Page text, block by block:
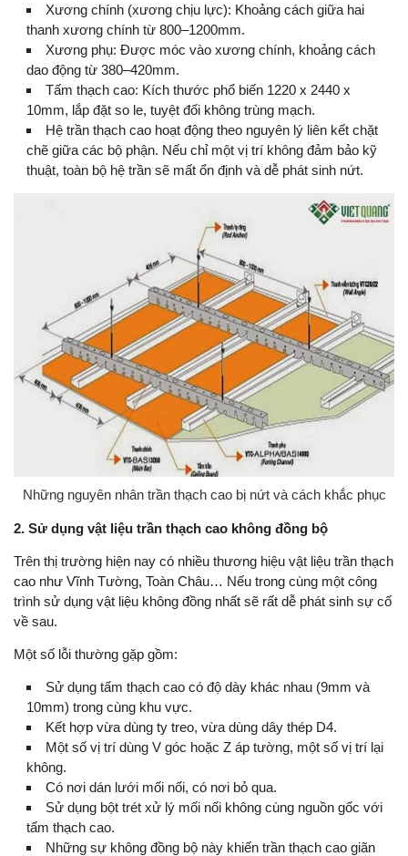
Xương chính (xương chịu lực): Khoảng cách giữa hai
thanh xương chính từ 800–1200mm.
Xương phụ: Được móc vào xương chính, khoảng cách
dao động từ 380–420mm.
Tấm thạch cao: Kích thước phổ biến 1220 x 2440 x
10mm, lắp đặt so le, tuyệt đối không trùng mạch.
Hệ trần thạch cao hoạt động theo nguyên lý liên kết chặt
chẽ giữa các bộ phận. Nếu chỉ một vị trí không đảm bảo kỹ
thuật, toàn bộ hệ trần sẽ mất ổn định và dễ phát sinh nứt.
Những nguyên nhân trần thạch cao bị nứt và cách khắc phục
2. Sử dụng vật liệu trần thạch cao không đồng bộ
Trên thị trường hiện nay có nhiều thương hiệu vật liệu trần thạch
cao như Vĩnh Tường, Toàn Châu… Nếu trong cùng một công
trình sử dụng vật liệu không đồng nhất sẽ rất dễ phát sinh sự cố
về sau.
Một số lỗi thường gặp gồm:
Sử dụng tấm thạch cao có độ dày khác nhau (9mm và
10mm) trong cùng khu vực.
Kết hợp vừa dùng ty treo, vừa dùng dây thép D4.
Một số vị trí dùng V góc hoặc Z áp tường, một số vị trí lại
không.
Có nơi dán lưới mối nối, có nơi bỏ qua.
Sử dụng bột trét xử lý mối nối không cùng nguồn gốc với
tấm thạch cao.
Những sự không đồng bộ này khiến trần thạch cao giãn